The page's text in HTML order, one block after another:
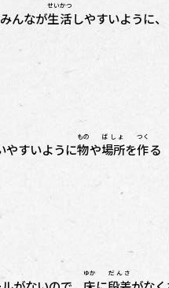
んなが生活
せいかつ
しやすいように、
やすいように物
もの
や場所
ばしょ
を作
つく
る
ゆか だんさ